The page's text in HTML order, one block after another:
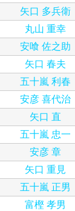
矢口 多兵衛
丸山 重幸
安喰 佐之助
矢口 春夫
五十嵐 利春
安彦 喜代治
矢口 直
五十嵐 忠一
安彦 章
矢口 重見
五十嵐 正男
富樫 孝男